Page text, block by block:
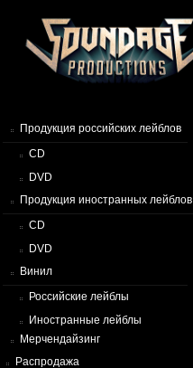
Продукция российских лейблов
CD
DVD
Продукция иностранных лейблов
CD
DVD
Винил
Российские лейблы
Иностранные лейблы
Мерчендайзинг
Распродажа